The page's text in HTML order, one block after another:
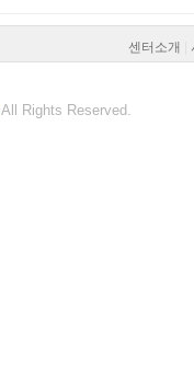
센터소개
All Rights Reserved.